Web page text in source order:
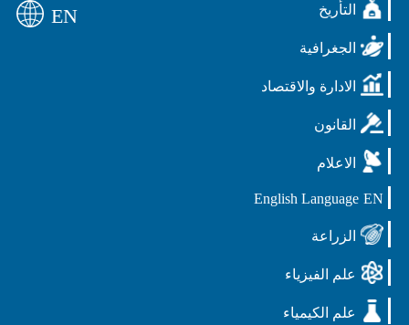
التأريخ
الجغرافية
الادارة والاقتصاد
القانون
الاعلام
EN
English Language
الزراعة
علم الفيزياء
علم الكيمياء
EN